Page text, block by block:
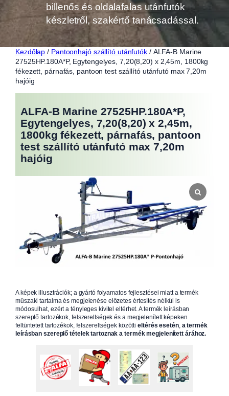
billenős és oldalafalas utánfutók
készletről, szakértő tanácsadással.
Kezdőlap / Pantoonhajó szállító utánfutók/ ALFA-B Marine
27525HP.180A*P, Egytengelyes, 7,20(8,20) x 2,45m, 1800kg
fékezett, párnafás, pantoon test szállító utánfutó max 7,20m
hajóig
ALFA-B Marine 27525HP.180A*P,
Egytengelyes, 7,20(8,20) x 2,45m,
1800kg fékezett, párnafás, pantoon
test szállító utánfutó max 7,20m
hajóig
A képek illusztrációk; a gyártó folyamatos fejlesztései miatt a termék
műszaki tartalma és megjelenése előzetes értesítés nélkül is
módosulhat, ezért a tényleges kivitel eltérhet. A termék leírásban
szereplő tartozékok, felszereltségek és a megjelenített képeken
feltüntetett tartozékok, felszereltségek közöttieltérés esetén, a termék
leírásban szereplő tételek tartoznak a termék megjelenített árához.